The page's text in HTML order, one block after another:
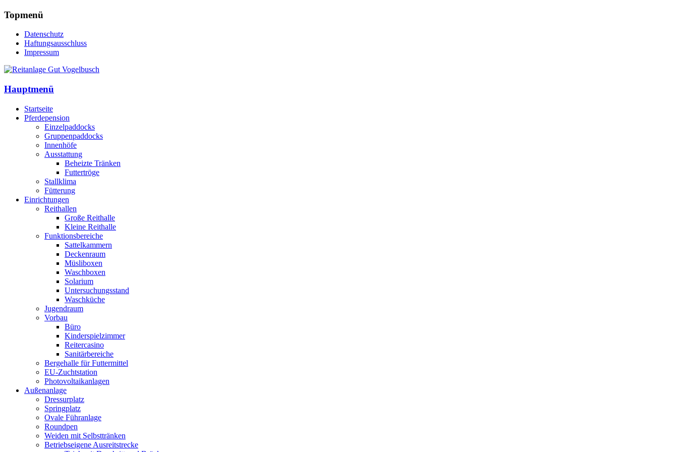
Topmenü
Datenschutz
Haftungsausschluss
Impressum
Hauptmenü
Startseite
Pferdepension
Einzelpaddocks
Gruppenpaddocks
Innenhöfe
Ausstattung
Beheizte Tränken
Futtertröge
Stallklima
Fütterung
Einrichtungen
Reithallen
Große Reithalle
Kleine Reithalle
Funktionsbereiche
Sattelkammern
Deckenraum
Müsliboxen
Waschboxen
Solarium
Untersuchungsstand
Waschküche
Jugendraum
Vorbau
Büro
Kinderspielzimmer
Reitercasino
Sanitärbereiche
Bergehalle für Futtermittel
EU-Zuchtstation
Photovoltaikanlagen
Außenanlage
Dressurplatz
Springplatz
Ovale Führanlage
Roundpen
Weiden mit Selbsttränken
Betriebseigene Ausreitstrecke